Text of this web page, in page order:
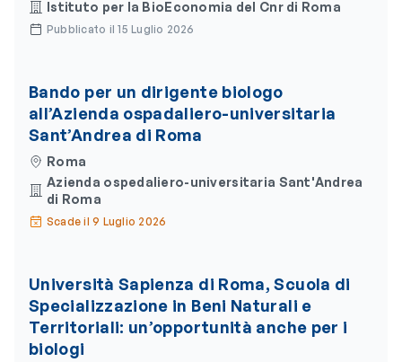
Istituto per la BioEconomia del Cnr di Roma
Pubblicato il 15 Luglio 2026
Bando per un dirigente biologo
all’Azienda ospadaliero-universitaria
Sant’Andrea di Roma
Roma
Azienda ospedaliero-universitaria Sant'Andrea
di Roma
Scade il 9 Luglio 2026
Università Sapienza di Roma, Scuola di
Specializzazione in Beni Naturali e
Territoriali: un’opportunità anche per i
biologi